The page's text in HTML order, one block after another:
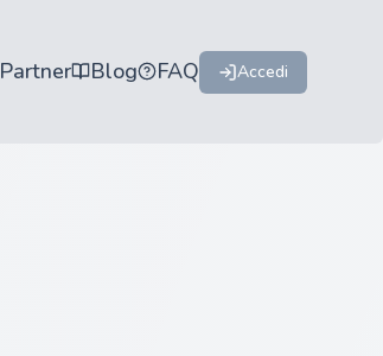
Partner Blog FAQ Accedi